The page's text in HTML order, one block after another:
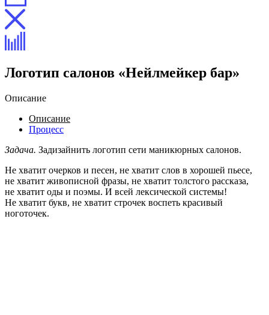
Логотип салонов «Нейлмейкер бар»
Описание
Описание
Процесс
Задача. Задизайнить логотип сети маникюрных салонов.
Не хватит очерков и песен, не хватит слов в хорошей пьесе,
не хватит живописной фразы, не хватит толстого рассказа,
не хватит оды и поэмы. И всей лексической системы!
Не хватит букв, не хватит строчек воспеть красивый
ноготочек.